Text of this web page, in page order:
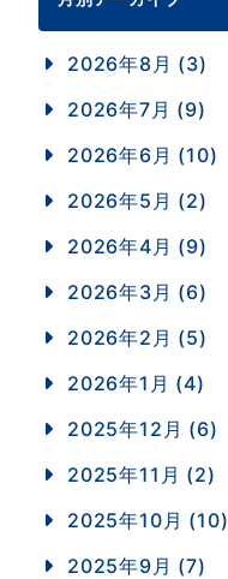
2026年8月 (3)
2026年7月 (9)
2026年6月 (10)
2026年5月 (2)
2026年4月 (9)
2026年3月 (6)
2026年2月 (5)
2026年1月 (4)
2025年12月 (6)
2025年11月 (2)
2025年10月 (10)
2025年9月 (7)